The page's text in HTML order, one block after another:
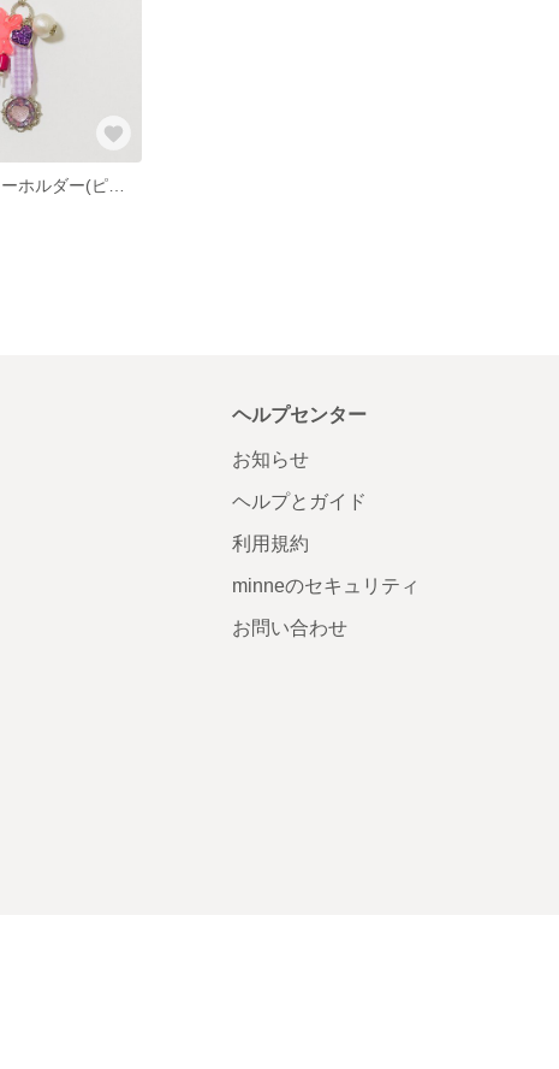
ヘルプセンター
お知らせ
ヘルプとガイド
利用規約
minneのセキュリティ
お問い合わせ